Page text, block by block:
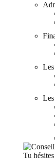
Tu